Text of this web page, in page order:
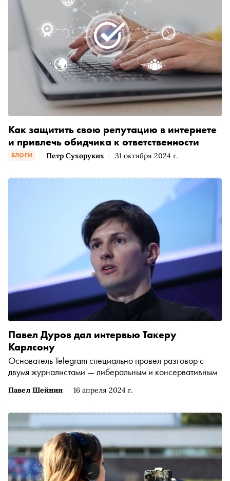
БЛОГИ Петр Сухоруких 31 октября 2024 г.
Как защитить свою репутацию в интернете
и привлечь обидчика к ответственности
Павел Шейнин 16 апреля 2024 г.
Павел Дуров дал интервью Такеру
Карлсону
Основатель Telegram специально провел разговор с
двумя журналистами — либеральным и консервативным